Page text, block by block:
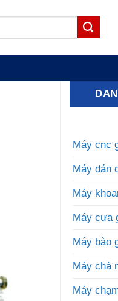
Máy cnc
Máy dán
Máy
Máy cưa
Máy bào
Máy chà
Máy